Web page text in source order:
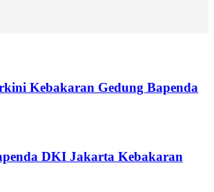
Kebakaran Gedung Bapenda
DKI Jakarta Kebakaran